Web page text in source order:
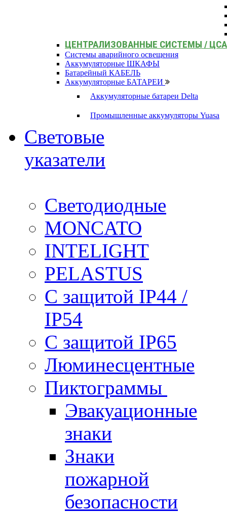
ЦЕНТРАЛИЗОВАННЫЕ СИСТЕМЫ /
Системы аварийного освещения
Аккумуляторные ШКАФЫ
Батарейный КАБЕЛЬ
Аккумуляторные БАТАРЕИ
Аккумуляторные батареи Delta
Промышленные аккумуляторы Yuasa
Световые
указатели
Светодиодные
MONCATO
INTELIGHT
PELASTUS
С защитой IP44 /
IP54
С защитой IP65
Люминесцентные
Пиктограммы
Эвакуационные
знаки
Знаки
пожарной
безопасности